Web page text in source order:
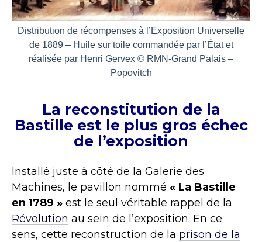
Distribution de récompenses à l’Exposition Universelle
de 1889 – Huile sur toile commandée par l’État et
réalisée par Henri Gervex © RMN-Grand Palais –
Popovitch
La reconstitution de la
Bastille est le plus gros échec
de l’exposition
Installé juste à côté de la Galerie des
Machines, le pavillon nommé « La Bastille
en 1789 » est le seul véritable rappel de la
Révolution au sein de l’exposition. En ce
sens, cette reconstruction de la prison de la